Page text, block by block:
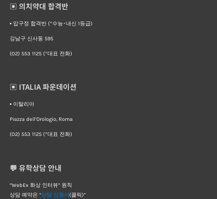
▣ 의치약대 합격반
▪︎ 압구정 합격반 (*수능･내신 1등급)
강남구 신사동 595
(02) 553 1125 (*대표 전화)
▣ ITALIA 파운데이션
▪︎ 이탈리아
Piazza dell’Orologio, Roma
(02) 553 1125 (*대표 전화)
💬 유학상담 안내
“WebEx 화상 인터뷰” 원칙
상담 예약은 “상담 신청서(클릭)”